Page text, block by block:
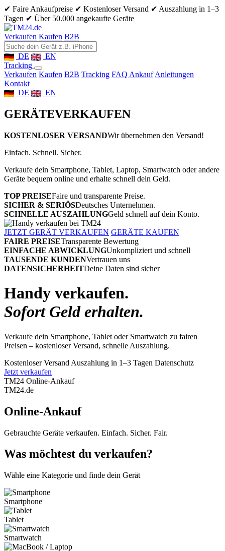
✔ Faire Ankaufpreise ✔ Kostenloser Versand ✔ Auszahlung in 1–3
Tagen ✔ Über 50.000 angekaufte Geräte
Verkaufen Kaufen B2B
DE
EN
Tracking
Verkaufen Kaufen B2B Tracking FAQ Ankauf Anleitungen
Kontakt
DE
EN
GERÄTEVERKAUFEN
KOSTENLOSER VERSANDWir übernehmen den Versand!
Einfach. Schnell. Sicher.
Verkaufe dein Smartphone, Tablet, Laptop, Smartwatch oder andere
Geräte bequem online und erhalte schnell dein Geld.
TOP PREISEFaire und transparente Preise.
SICHER & SERIÖSDeutsches Unternehmen.
SCHNELLE AUSZAHLUNGGeld schnell auf dein Konto.
JETZT GERÄT VERKAUFEN GERÄTE KAUFEN
FAIRE PREISETransparente Bewertung
EINFACHE ABWICKLUNGUnkompliziert und schnell
TAUSENDE KUNDENVertrauen uns
DATENSICHERHEITDeine Daten sind sicher
Handy verkaufen.
Sofort Geld erhalten.
Verkaufe dein Smartphone, Tablet oder Smartwatch zu fairen
Preisen – kostenloser Versand, schnelle Auszahlung.
Kostenloser Versand Auszahlung in 1–3 Tagen Datenschutz
Jetzt verkaufen
TM24 Online-Ankauf
TM24.de
Online-Ankauf
Gebrauchte Geräte verkaufen. Einfach. Sicher. Fair.
Was möchtest du verkaufen?
Wähle eine Kategorie und finde dein Gerät
Smartphone
Tablet
Smartwatch